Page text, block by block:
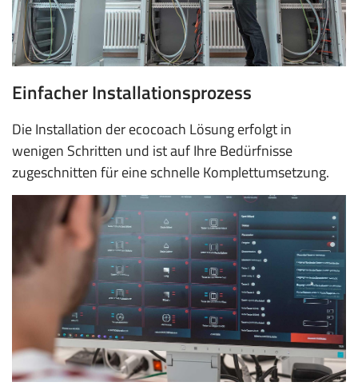
Einfacher Installationsprozess
Die Installation der ecocoach Lösung erfolgt in
wenigen Schritten und ist auf Ihre Bedürfnisse
zugeschnitten für eine schnelle Komplettumsetzung.